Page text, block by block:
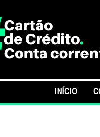
INÍCIO